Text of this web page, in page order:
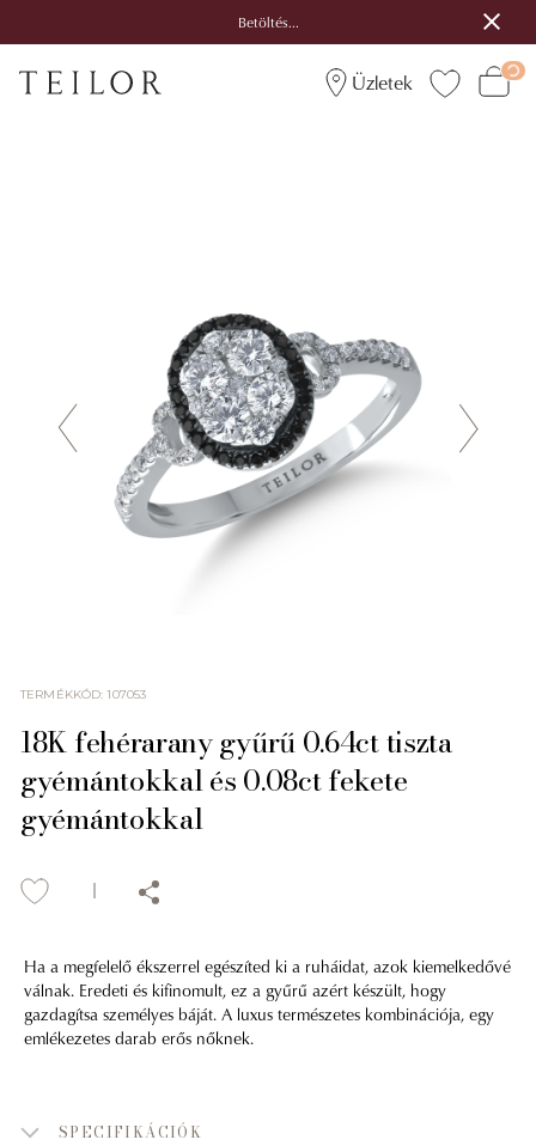
Betöltés...
Üzletek
TERMÉKKÓD:107053
18K fehérarany gyűrű 0.64ct tiszta
gyémántokkal és 0.08ct fekete
gyémántokkal
Ha a megfelelő ékszerrel egészíted ki a ruháidat, azok kiemelkedővé
válnak. Eredeti és kifinomult, ez a gyűrű azért készült, hogy
gazdagítsa személyes báját. A luxus természetes kombinációja, egy
emlékezetes darab erős nőknek.
SPECIFIKÁCIÓK